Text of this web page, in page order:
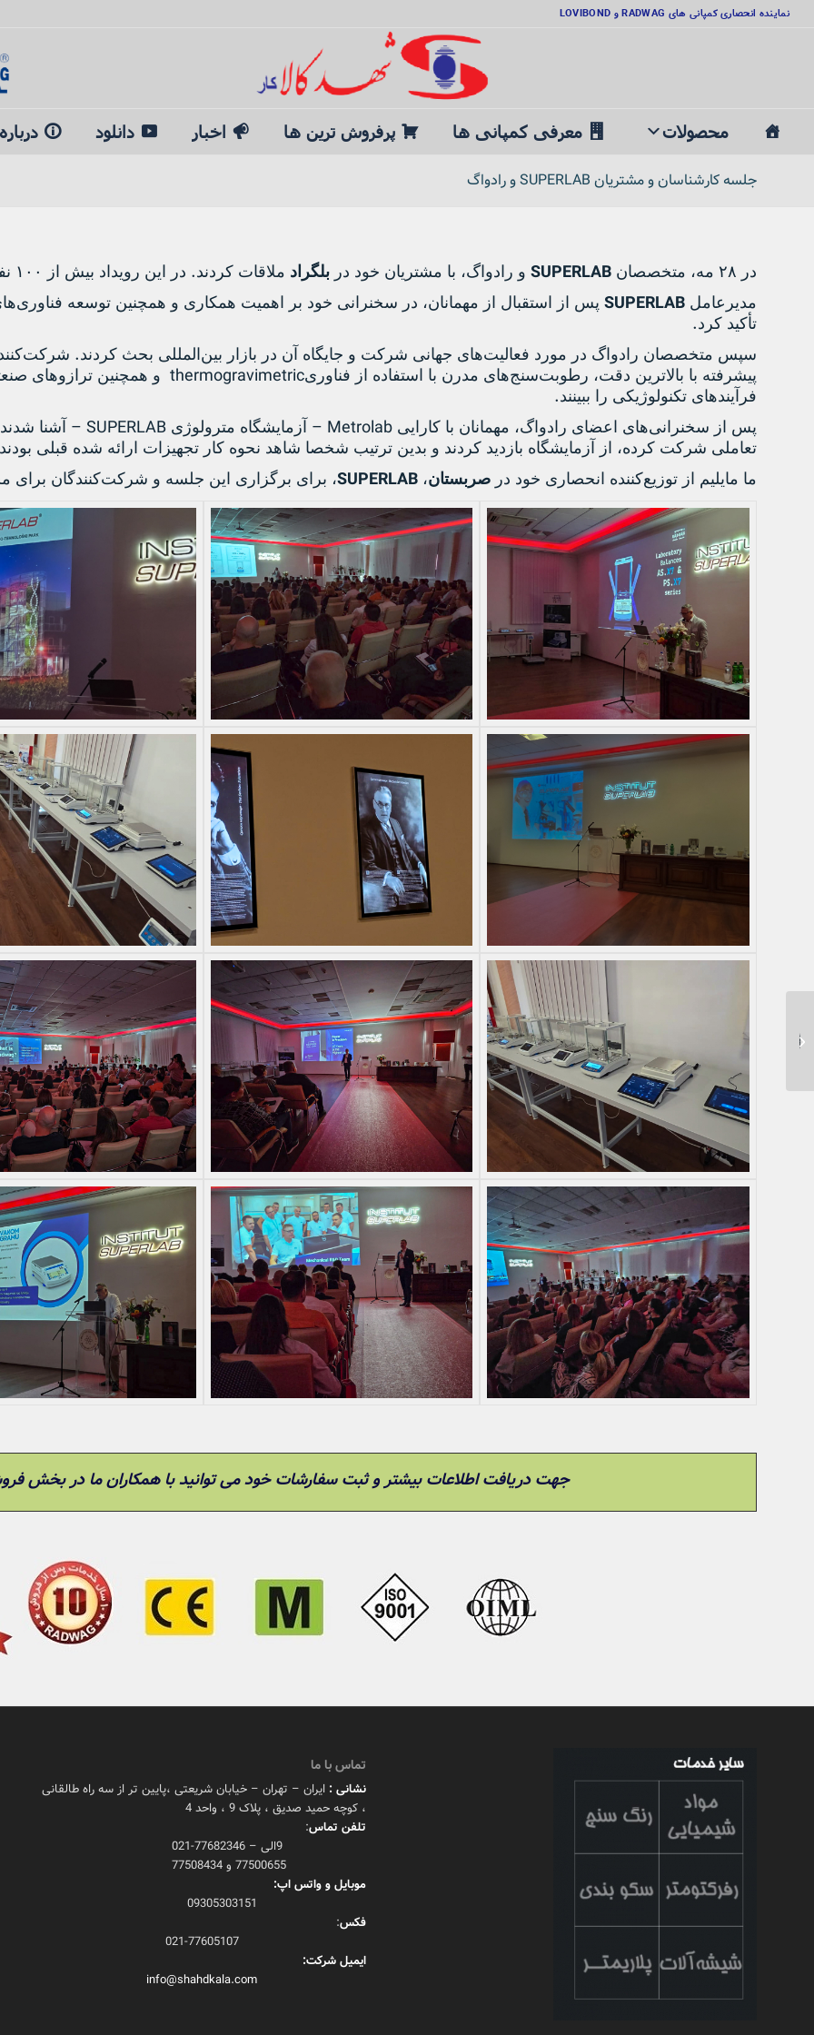
نماینده انحصاری کمپانی های RADWAG و LOVIBOND
محصولات معرفی کمپانی ها پرفروش ترین ها اخبار دانلود
جلسه کارشناسان و مشتریان SUPERLAB و رادواگ
در ۲۸ مه، متخصصانSUPERLAB و رادواگ، با مشتریان خود دربلگراد ملاقات کردند. در این رویداد بیش از ۱۰۰
مدیرعاملSUPERLAB پس از استقبال از مهمانان، در سخنرانی خود بر اهمیت همکاری و همچنین توسعه
تأکید کرد.
سپس متخصصان رادواگ در مورد فعالیت‌های جهانی شرکت و جایگاه آن در بازار بین‌المللی بحث کردند.
پیشرفته با بالاترین دقت، رطوبت‌سنج‌های مدرن با استفاده از فناوریthermogravimetric و همچنین ترازوهای
فرآیندهای تکنولوژیکی را ببینند.
پس از سخنرانی‌های اعضای رادواگ، مهمانان با کاراییMetrolab – آزمایشگاه مترولوژیSUPERLAB – آشنا شدند
تعاملی شرکت کرده، از آزمایشگاه بازدید کردند و بدین ترتیب شخصا شاهد نحوه کار تجهیزات ارائه شده قبلی بودند
ما مایلیم از توزیع‌کننده انحصاری خود درصربستان،SUPERLAB، برای برگزاری این جلسه و شرکت‌کنندگان برای
جهت دریافت اطلاعات بیشتر و ثبت سفارشات خود می توانید با همکاران ما در بخش
تماس با ما
نشانی : ایران – تهران – خیابان شریعتی ،پایین تر از سه راه طالقانی
، کوچه حمید صدیق ، پلاک 9 ، واحد 4
تلفن تماس:
9الی – 77682346-021
77500655 و 77508434
موبایل و واتس اپ:
فکس:
021-77605107
ایمیل شرکت:
info@shahdkala.com
حضور نمایندگان اتاق
صنایع و بازرگانی
ماگدبورگ در رادواگ...